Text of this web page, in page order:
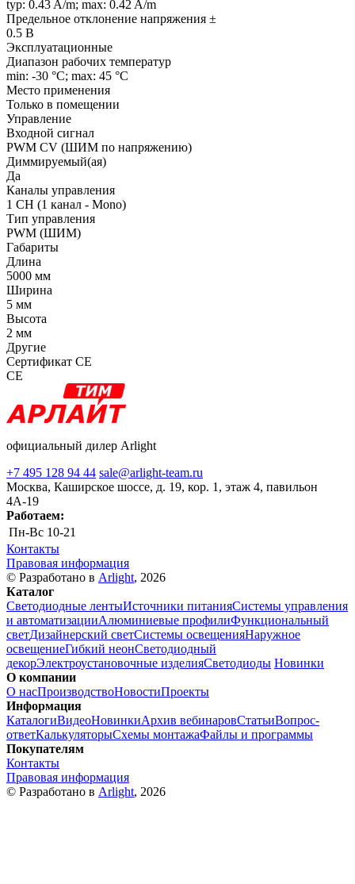
typ: 0.43 A/m; max: 0.42 A/m
Предельное отклонение напряжения ±
0.5 В
Эксплуатационные
Диапазон рабочих температур
min: -30 °C; max: 45 °C
Место применения
Только в помещении
Управление
Входной сигнал
PWM СV (ШИМ по напряжению)
Диммируемый(ая)
Да
Каналы управления
1 CH (1 канал - Mono)
Тип управления
PWM (ШИМ)
Габариты
Длина
5000 мм
Ширина
5 мм
Высота
2 мм
Другие
Сертификат CE
CE
официальный дилер Arlight
+7 495 128 94 44 sale@arlight-team.ru
Москва, Каширское шоссе, д. 19, кор. 1, этаж 4, павильон
4А-19
Работаем:
Пн-Вс 10-21
Контакты
Правовая информация
© Разработано в Arlight, 2026
Каталог
Светодиодные лентыИсточники питанияСистемы управления
и автоматизацииАлюминиевые профилиФункциональный
светДизайнерский светСистемы освещенияНаружное
освещениеГибкий неонСветодиодный
декорЭлектроустановочные изделияСветодиоды Новинки
О компании
О насПроизводствоНовостиПроекты
Информация
КаталогиВидеоНовинкиАрхив вебинаровСтатьиВопрос-
ответКалькуляторыСхемы монтажаФайлы и программы
Покупателям
Контакты
Правовая информация
© Разработано в Arlight, 2026